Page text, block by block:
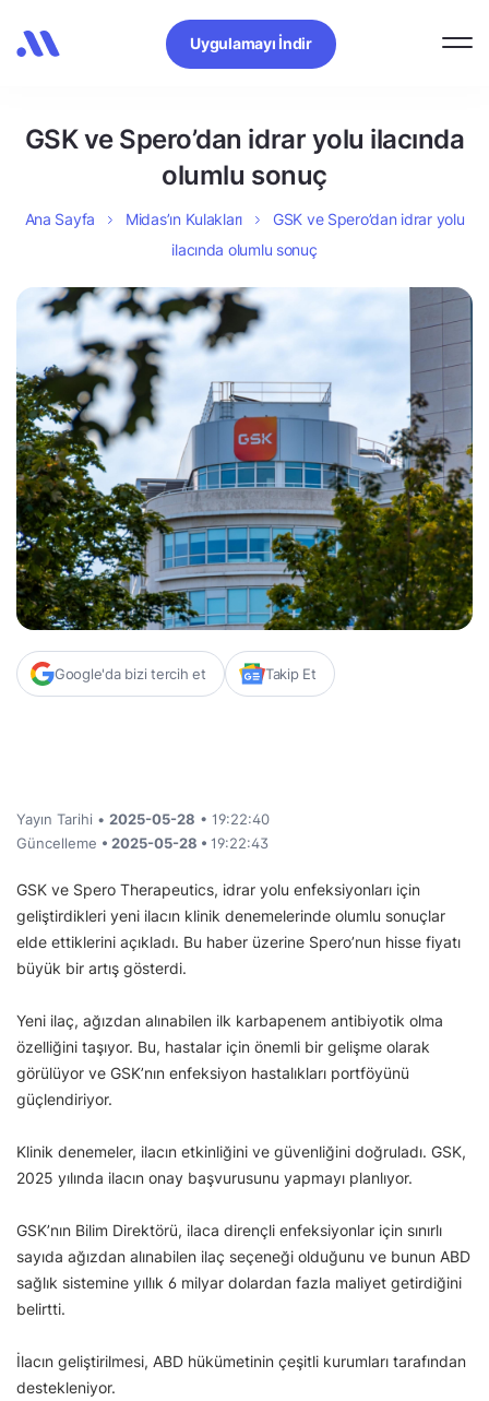
Uygulamayı İndir
GSK ve Spero’dan idrar yolu ilacında
olumlu sonuç
Ana Sayfa Midas’ın Kulakları
GSK ve Spero’dan idrar yolu
ilacında olumlu sonuç
Google'da bizi tercih et Takip Et
Yayın Tarihi • 2025-05-28 • 19:22:40
Güncelleme • 2025-05-28 • 19:22:43
GSK ve Spero Therapeutics, idrar yolu enfeksiyonları için
geliştirdikleri yeni ilacın klinik denemelerinde olumlu sonuçlar
elde ettiklerini açıkladı. Bu haber üzerine Spero’nun hisse fiyatı
büyük bir artış gösterdi.
Yeni ilaç, ağızdan alınabilen ilk karbapenem antibiyotik olma
özelliğini taşıyor. Bu, hastalar için önemli bir gelişme olarak
görülüyor ve GSK’nın enfeksiyon hastalıkları portföyünü
güçlendiriyor.
Klinik denemeler, ilacın etkinliğini ve güvenliğini doğruladı. GSK,
2025 yılında ilacın onay başvurusunu yapmayı planlıyor.
GSK’nın Bilim Direktörü, ilaca dirençli enfeksiyonlar için sınırlı
sayıda ağızdan alınabilen ilaç seçeneği olduğunu ve bunun ABD
sağlık sistemine yıllık 6 milyar dolardan fazla maliyet getirdiğini
belirtti.
İlacın geliştirilmesi, ABD hükümetinin çeşitli kurumları tarafından
destekleniyor.